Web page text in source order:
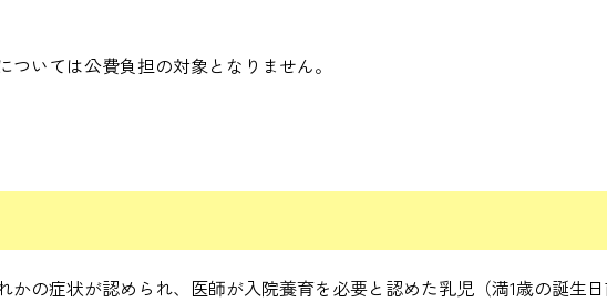
いては公費負担の対象となりません。
かの症状が認められ、医師が入院養育を必要と認めた乳児（満1歳の誕生